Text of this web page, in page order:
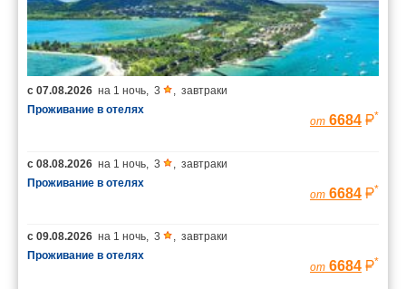
с 07.08.2026 на 1 ночь, 3 , завтраки
Проживание в отелях
от 6684 *
с 08.08.2026 на 1 ночь, 3 , завтраки
Проживание в отелях
от 6684 *
с 09.08.2026 на 1 ночь, 3 , завтраки
Проживание в отелях
от 6684 *